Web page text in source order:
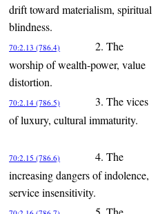
drift toward materialism, spiritual
blindness.
70:2.13 (786.4)
2. The
worship of wealth-power, value
distortion.
70:2.14 (786.5)
3. The vices
of luxury, cultural immaturity.
70:2.15 (786.6)
4. The
increasing dangers of indolence,
service insensitivity.